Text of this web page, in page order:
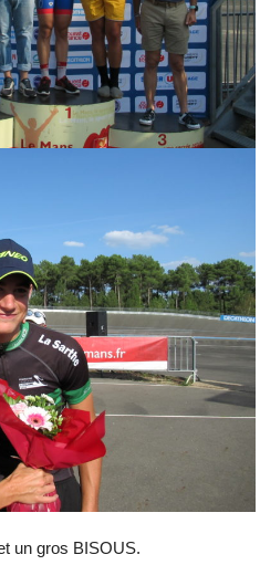
un gros BISOUS.